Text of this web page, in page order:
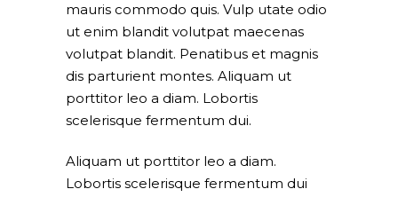
mauris commodo quis. Vulp utate odio
ut enim blandit volutpat maecenas
volutpat blandit. Penatibus et magnis
dis parturient montes. Aliquam ut
porttitor leo a diam. Lobortis
scelerisque fermentum dui.
Aliquam ut porttitor leo a diam.
Lobortis scelerisque fermentum dui